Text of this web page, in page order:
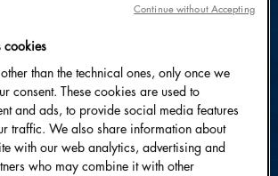
cookies
than the technical ones, only once we
consent. These cookies are used to
and ads, to provide social media features
traffic. We also share information about
with our web analytics, advertising and
who may combine it with other
Continue without Accepting